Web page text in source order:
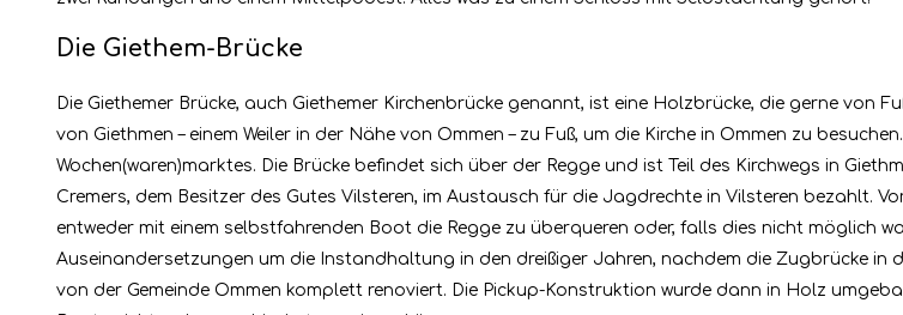
Die Giethem-Brücke
Die Giethemer Brücke, auch Giethemer Kirchenbrücke genannt, ist eine Holzbrücke, die gerne
von Giethmen – einem Weiler in der Nähe von Ommen – zu Fuß, um die Kirche in Ommen zu
Wochen(waren)marktes. Die Brücke befindet sich über der Regge und ist Teil des Kirchwegs in
Cremers, dem Besitzer des Gutes Vilsteren, im Austausch für die Jagdrechte in Vilsteren bezahlt.
entweder mit einem selbstfahrenden Boot die Regge zu überqueren oder, falls dies nicht möglich
Auseinandersetzungen um die Instandhaltung in den dreißiger Jahren, nachdem die Zugbrücke in
von der Gemeinde Ommen komplett renoviert. Die Pickup-Konstruktion wurde dann in Holz